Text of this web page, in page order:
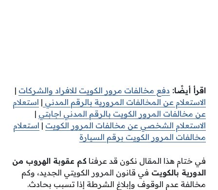
اقرأ أيضًا: دفع مخالفات مرور الكويت للافراد والشركات |
الاستعلام عن المخالفات المرورية بالرقم المدني | استعلام
عن مخالفات المرور الكويت بالرقم المدني اجابتي |
الاستعلام الشخصي عن مخالفات المرور الكويت | استعلام
مخالفات المرور الكويت برقم السيارة
في ختام هذا المقال نكون قد عرفنا كم عقوبة الهروب من
الدورية بالكويت في قانون المرور الكويتي الجديد، وكم
مخالفة عدم الوقوف وإبلاغ الشرطة إذا تسبب بحادث.